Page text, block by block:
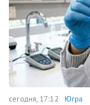
сегодня, 17:12 Югра